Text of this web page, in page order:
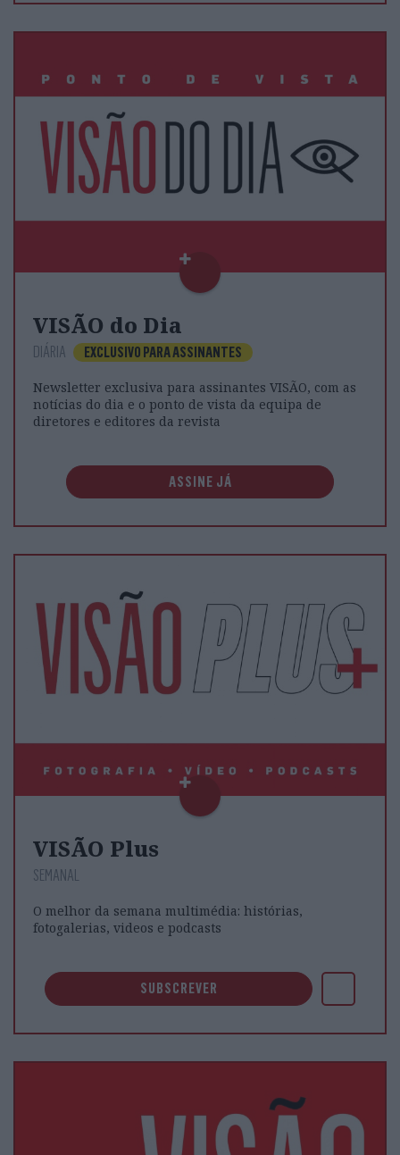
VISÃO do Dia
DIÁRIA EXCLUSIVO PARA ASSINANTES
Newsletter exclusiva para assinantes VISÃO, com as
notícias do dia e o ponto de vista da equipa de
diretores e editores da revista
ASSINE JÁ
VISÃO Plus
SEMANAL
O melhor da semana multimédia: histórias,
fotogalerias, videos e podcasts
SUBSCREVER